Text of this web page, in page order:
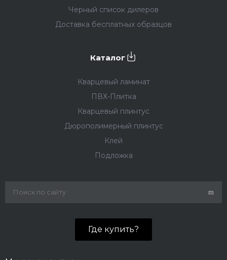
Черный список дилеров
Доставка бесплатных образцов
Каталог
Кварцевый ламинат
ПВХ-Плитка
Кварцевый плинтус
Дюрополимерный плинтус
Клей
Подложка
Где купить?